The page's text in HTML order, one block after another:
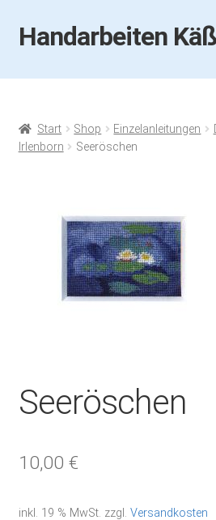
Zur
Navigation
Zum
Inhalt
Handarbeiten Käß
Startseite
Aktuelles
Handarbeiten-Käß-Shop
Start Shop Einzelanleitungen
Irlenborn
Seeröschen
Seeröschen
10,00 €
inkl. 19 % MwSt. zzgl. Versandkosten